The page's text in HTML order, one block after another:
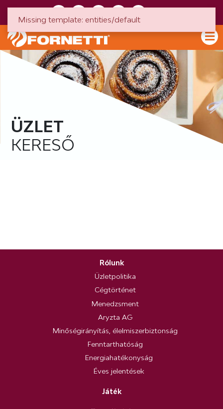
ÜZLET
KERESŐ
Rólunk
Üzletpolitika
Cégtörténet
Menedzsment
Aryzta AG
Minőségirányítás, élelmiszerbiztonság
Fenntarthatóság
Energiahatékonyság
Éves jelentések
Játék
Missing template: entities/default